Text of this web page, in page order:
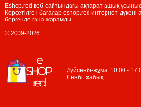
Дүйсенбі-жұма: 10:00 -
Сенбі: жабық
Eshop.red веб-сайтындағы ақпарат ашық
Көрсетілген бағалар eshop.red интернет-
бергенде ғана жарамды
© 2009-2026